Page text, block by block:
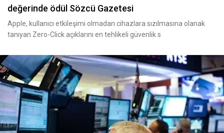
değerinde ödül Sözcü Gazetesi
Apple, kullanıcı etkileşimi olmadan cihazlara sızılmasına olanak
tanıyan Zero-Click açıklarını en tehlikeli güvenlik s